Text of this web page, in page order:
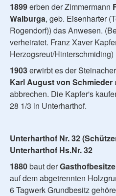
1899erben der Zimmermann
Walburga, geb. Eisenharter
Rogendorf)) das Anwesen.
verheiratet. Franz Xaver
Herzogsreut/Hinterschmiding)
1903erwirbt es der
Karl August von Schmieder
abbrechen. Die Kapfer's
28 1/3 in Unterharthof.
Unterharthof Nr. 32
Unterharthof Hs.Nr. 32
1880baut der
auf dem abgetrennten
6 Tagwerk Grundbesitz